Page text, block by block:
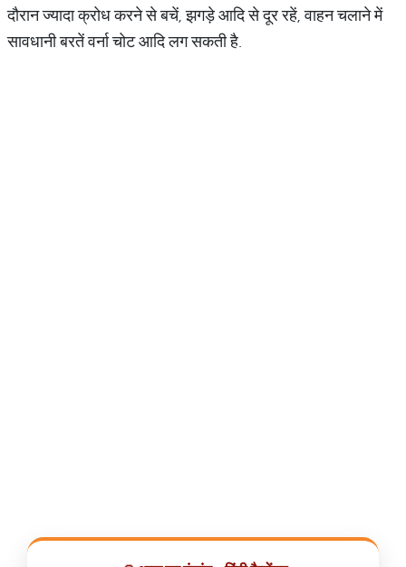
दौरान ज्यादा क्रोध करने से बचें, झगड़े आदि से दूर रहें, वाहन चलाने में
सावधानी बरतें वर्ना चोट आदि लग सकती है.